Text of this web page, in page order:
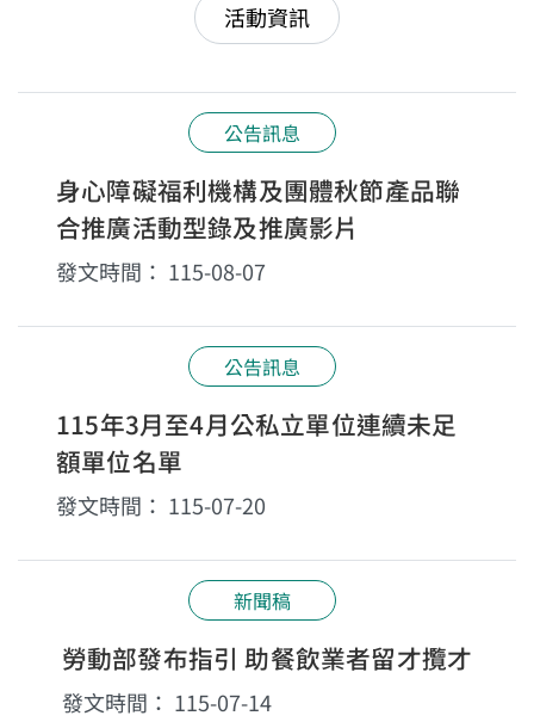
活動資訊
公告訊息
身心障礙福利機構及團體秋節產品聯
合推廣活動型錄及推廣影片
發文時間： 115-08-07
公告訊息
115年3月至4月公私立單位連續未足
額單位名單
發文時間： 115-07-20
新聞稿
勞動部發布指引 助餐飲業者留才攬才
發文時間： 115-07-14